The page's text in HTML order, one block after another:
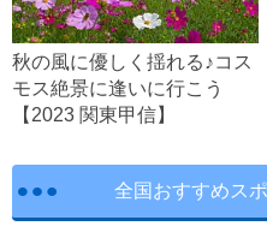
秋の風に優しく揺れる♪コス
モス絶景に逢いに行こう
【2023 関東甲信】
全国おすすめス